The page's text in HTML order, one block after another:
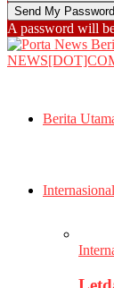
A password will
Berita
Internasional